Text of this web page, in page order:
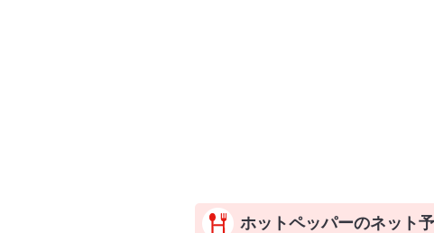
ホットペッパーのネット